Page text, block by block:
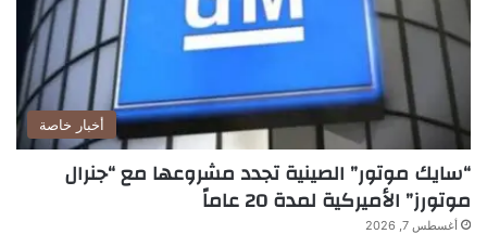
أخبار خاصة
“سايك موتور” الصينية تجدد مشروعها مع “جنرال
موتورز” الأميركية لمدة 20 عاماً
أغسطس 7, 2026